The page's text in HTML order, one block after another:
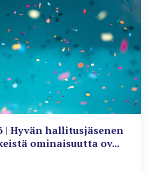
| Hyvän hallitusjäsenen
ominaisuutta ov...